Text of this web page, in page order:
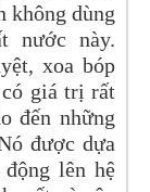
không dùng
nước này.
xoa bóp
giá trị rất
đến những
được dựa
lên hệ